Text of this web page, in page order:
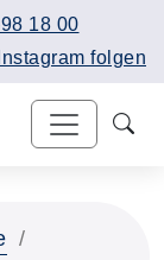
18 00
folgen